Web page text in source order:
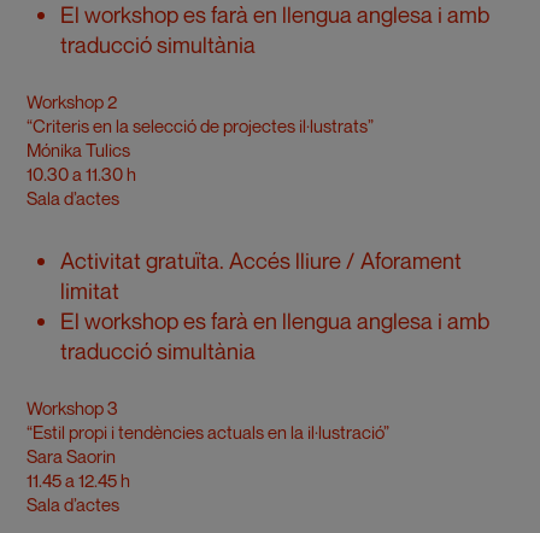
El workshop es farà en llengua anglesa i amb
traducció simultània
Workshop 2
“Criteris en la selecció de projectes il·lustrats”
Mónika Tulics
10.30 a 11.30 h
Sala d’actes
Activitat gratuïta. Accés lliure / Aforament
limitat
El workshop es farà en llengua anglesa i amb
traducció simultània
Workshop 3
“Estil propi i tendències actuals en la il·lustració”
Sara Saorin
11.45 a 12.45 h
Sala d’actes